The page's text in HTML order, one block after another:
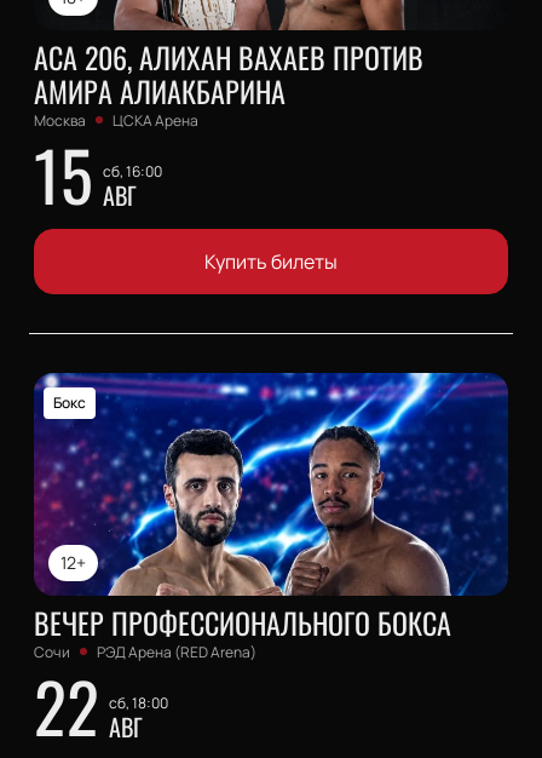
АСА 206, АЛИХАН ВАХАЕВ ПРОТИВ
АМИРА АЛИАКБАРИНА
Москва ЦСКА Арена
15 сб, 16:00
АВГ
Купить билеты
12+
Бокс
ВЕЧЕР ПРОФЕССИОНАЛЬНОГО БОКСА
Сочи РЭД Арена (RED Arena)
22 сб, 18:00
АВГ